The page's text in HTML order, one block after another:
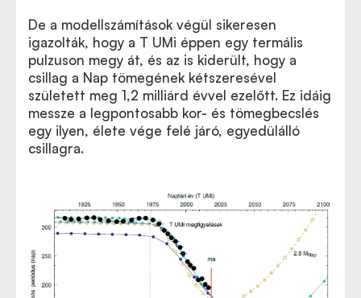
De a modellszámítások végül sikeresen
igazolták, hogy a T UMi éppen egy termális
pulzuson megy át, és az is kiderült, hogy a
csillag a Nap tömegének kétszeresével
született meg 1,2 milliárd évvel ezelőtt. Ez idáig
messze a legpontosabb kor- és tömegbecslés
egy ilyen, élete vége felé járó, egyedülálló
csillagra.